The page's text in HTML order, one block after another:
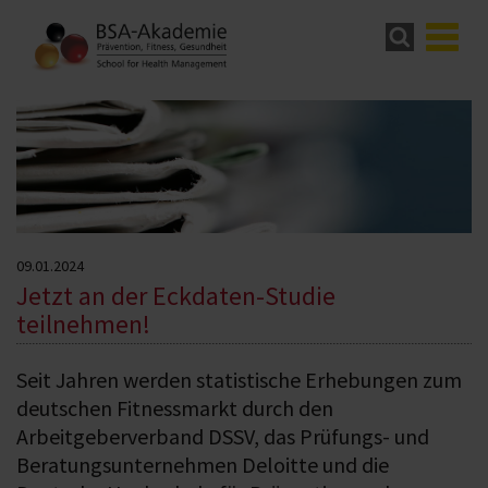
09.01.2024
Jetzt an der Eckdaten-Studie
teilnehmen!
Seit Jahren werden statistische Erhebungen zum
deutschen Fitnessmarkt durch den
Arbeitgeberverband DSSV, das Prüfungs- und
Beratungsunternehmen Deloitte und die